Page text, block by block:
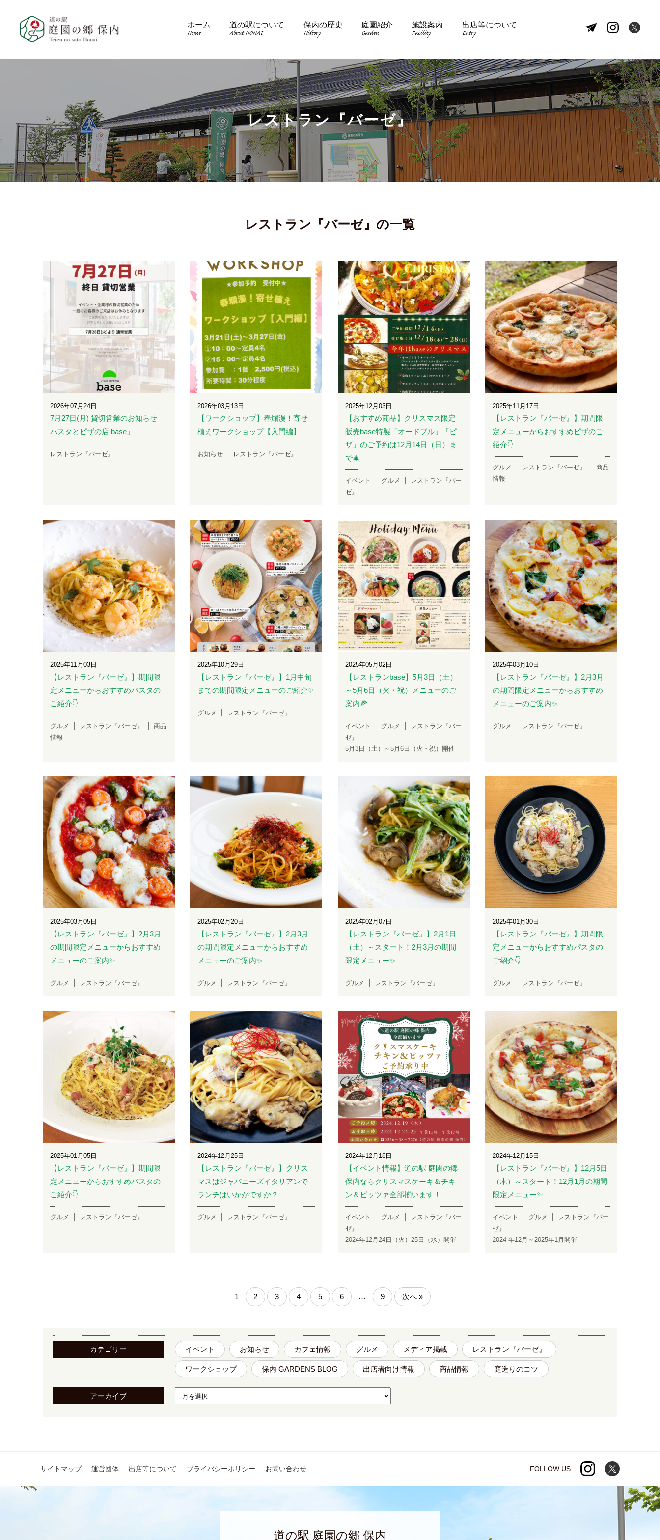
ホーム
Home
道の駅について
About HONAI
保内の歴史
History
庭園紹介
Garden
施設案内
Facility
出店等について
Entry
レストラン『バーゼ』
レストラン『バーゼ』の一覧
2026年07月24日
7月27日(月) 貸切営業のお知らせ｜
パスタとピザの店 base」
レストラン『バーゼ』
2026年03月13日
【ワークショップ】春爛漫！寄せ
植えワークショップ【入門編】
お知らせ レストラン『バーゼ』
2025年12月03日
【おすすめ商品】クリスマス限定
販売base特製「オードブル」「ピ
ザ」のご予約は12月14日（日）ま
で🎄
イベント グルメ
レストラン『バー
ゼ』
2025年11月17日
【レストラン『バーゼ』】期間限
定メニューからおすすめピザのご
紹介👇
グルメ レストラン『バーゼ』
商品
情報
2025年11月03日
【レストラン『バーゼ』】期間限
定メニューからおすすめパスタの
ご紹介👇
グルメ レストラン『バーゼ』
商品
情報
2025年10月29日
【レストラン『バーゼ』】1月中旬
までの期間限定メニューのご紹介✨
グルメ レストラン『バーゼ』
2025年05月02日
【レストランbase】5月3日（土）
～5月6日（火・祝）メニューのご
案内🍕
イベント グルメ
レストラン『バー
ゼ』
5月3日（土）～5月6日（火・祝）開催
2025年03月10日
【レストラン『バーゼ』】2月3月
の期間限定メニューからおすすめ
メニューのご案内✨
グルメ レストラン『バーゼ』
2025年03月05日
【レストラン『バーゼ』】2月3月
の期間限定メニューからおすすめ
メニューのご案内✨
グルメ レストラン『バーゼ』
2025年02月20日
【レストラン『バーゼ』】2月3月
の期間限定メニューからおすすめ
メニューのご案内✨
グルメ レストラン『バーゼ』
2025年02月07日
【レストラン『バーゼ』】2月1日
（土）～スタート！2月3月の期間
限定メニュー✨
グルメ レストラン『バーゼ』
2025年01月30日
【レストラン『バーゼ』】期間限
定メニューからおすすめパスタの
ご紹介👇
グルメ レストラン『バーゼ』
2025年01月05日
【レストラン『バーゼ』】期間限
定メニューからおすすめパスタの
ご紹介👇
グルメ レストラン『バーゼ』
2024年12月25日
【レストラン『バーゼ』】クリス
マスはジャパニーズイタリアンで
ランチはいかがですか？
グルメ レストラン『バーゼ』
2024年12月18日
【イベント情報】道の駅 庭園の郷
保内ならクリスマスケーキ＆チキ
ン＆ピッツァ全部揃います！
イベント グルメ
レストラン『バー
ゼ』
2024年12月24日（火）25日（水）開催
2024年12月15日
【レストラン『バーゼ』】12月5日
（木）～スタート！12月1月の期間
限定メニュー✨
イベント グルメ
レストラン『バー
ゼ』
2024 年12月～2025年1月開催
1 2 3 4 5 6 … 9 次へ »
カテゴリー イベント お知らせ カフェ情報 グルメ メディア掲載 レストラン『バーゼ』
ワークショップ 保内 GARDENS BLOG 出店者向け情報 商品情報 庭造りのコツ
アーカイブ
サイトマップ 運営団体 出店等について プライバシーポリシー お問い合わせ FOLLOW US
道の駅 庭園の郷 保内